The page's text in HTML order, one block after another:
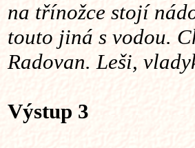
na třínožce stojí
touto jiná s vodou.
Radovan. Leši,
Výstup 3